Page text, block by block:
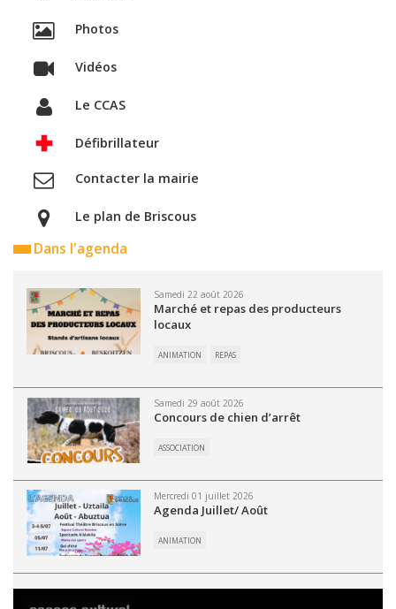
Photos
Vidéos
Le CCAS
Défibrillateur
Contacter la mairie
Le plan de Briscous
Dans l'agenda
Samedi 22 août 2026
Marché et repas des producteurs
locaux
ANIMATION REPAS
Samedi 29 août 2026
Concours de chien d’arrêt
ASSOCIATION
Mercredi 01 juillet 2026
Agenda Juillet/ Août
ANIMATION